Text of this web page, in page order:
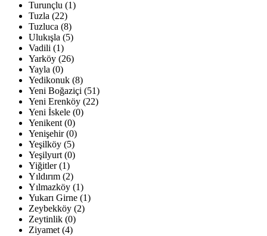
Turunçlu (1)
Tuzla (22)
Tuzluca (8)
Ulukışla (5)
Vadili (1)
Yarköy (26)
Yayla (0)
Yedikonuk (8)
Yeni Boğaziçi (51)
Yeni Erenköy (22)
Yeni İskele (0)
Yenikent (0)
Yenişehir (0)
Yeşilköy (5)
Yeşilyurt (0)
Yiğitler (1)
Yıldırım (2)
Yılmazköy (1)
Yukarı Girne (1)
Zeybekköy (2)
Zeytinlik (0)
Ziyamet (4)